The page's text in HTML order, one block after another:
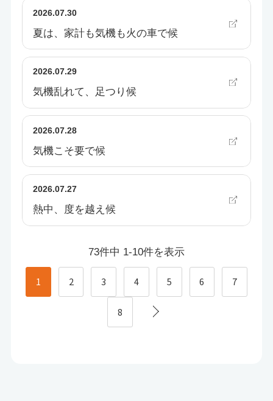
2026.07.30
夏は、家計も気機も火の車で候
2026.07.29
気機乱れて、足つり候
2026.07.28
気機こそ要で候
2026.07.27
熱中、度を越え候
73件中 1-10件を表示
1 2 3 4 5 6 7
8